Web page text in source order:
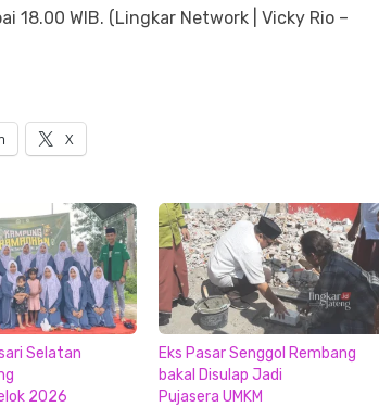
18.00 WIB. (Lingkar Network | Vicky Rio –
X
Selatan
2026
Eks Pasar Senggol Rembang
bakal Disulap Jadi
Pujasera UMKM